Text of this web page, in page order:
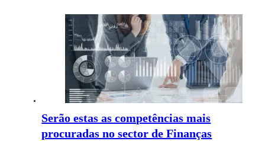
Serão estas as competências mais
procuradas no sector de Finanças